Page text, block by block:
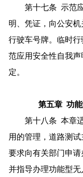
第十七条 示范应
明、凭证，向公安
行驶车号牌。临时
范应用安全性自我
定。
第五章 功
第十八条 本章适
用的管理，道路测
要求向有关部门申
并指导办理功能型